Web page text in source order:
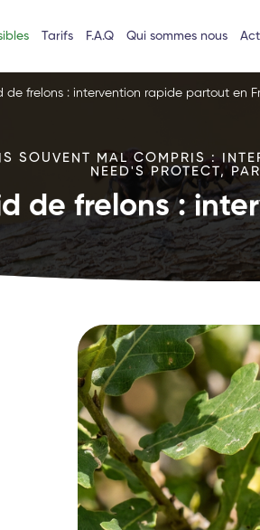
Tarifs F.A.Q Qui sommes nous
de frelons : intervention rapide partout en
SOUVENT MAL COMPRIS :
NEED'S PROTECT,
de frelons :